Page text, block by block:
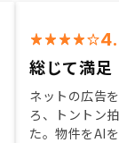
総じて満足
ネットの広告
ろ、トントン
た。物件をAI